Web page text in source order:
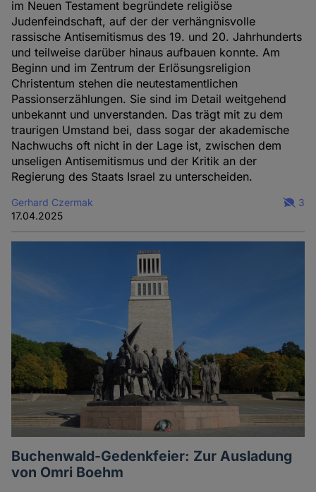
im Neuen Testament begründete religiöse
Judenfeindschaft, auf der der verhängnisvolle
rassische Antisemitismus des 19. und 20. Jahrhunderts
und teilweise darüber hinaus aufbauen konnte. Am
Beginn und im Zentrum der Erlösungsreligion
Christentum stehen die neutestamentlichen
Passionserzählungen. Sie sind im Detail weitgehend
unbekannt und unverstanden. Das trägt mit zu dem
traurigen Umstand bei, dass sogar der akademische
Nachwuchs oft nicht in der Lage ist, zwischen dem
unseligen Antisemitismus und der Kritik an der
Regierung des Staats Israel zu unterscheiden.
Gerhard Czermak
17.04.2025
3
Buchenwald-Gedenkfeier: Zur Ausladung
von Omri Boehm